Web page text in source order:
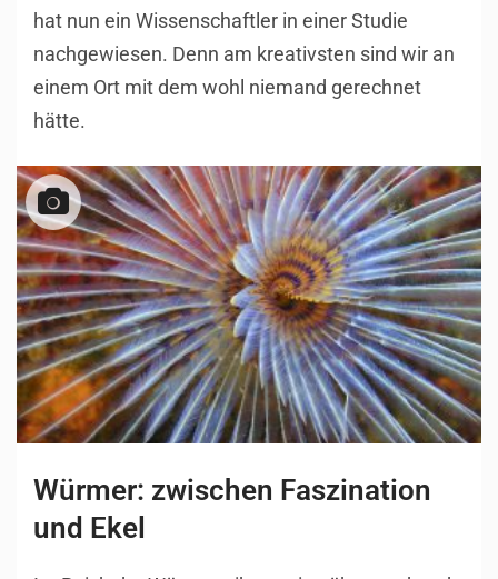
hat nun ein Wissenschaftler in einer Studie
nachgewiesen. Denn am kreativsten sind wir an
einem Ort mit dem wohl niemand gerechnet
hätte.
Würmer: zwischen Faszination
und Ekel